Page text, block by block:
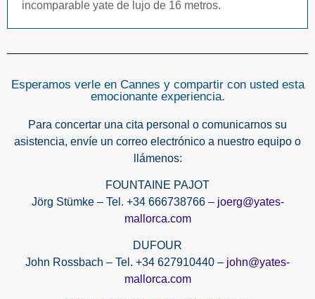
incomparable yate de lujo de 16 metros.
Esperamos verle en Cannes y compartir con usted esta
emocionante experiencia.
Para concertar una cita personal o comunicarnos su
asistencia, envíe un correo electrónico a nuestro equipo o
llámenos:
FOUNTAINE PAJOT
Jörg Stümke – Tel. +34 666738766 – joerg@yates-
mallorca.com
DUFOUR
John Rossbach – Tel. +34 627910440 – john@yates-
mallorca.com